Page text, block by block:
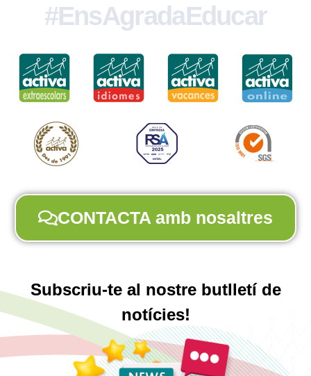
#EnsAgradaEducar
CONTACTA amb nosaltres
Subscriu-te al nostre butlletí de
notícies!